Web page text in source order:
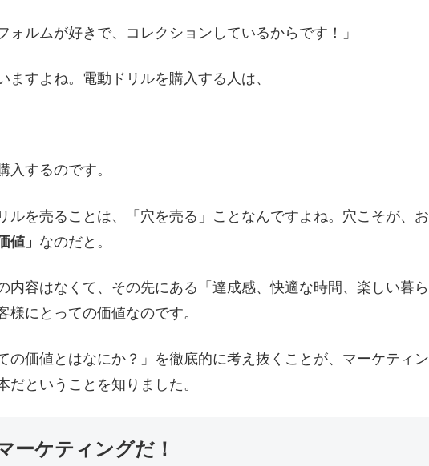
ォルムが好きで、コレクションしているからです！」
すよね。電動ドリルを購入する人は、
入するのです。
ルを売ることは、「穴を売る」ことなんですよね。穴こそが、お
値」 なのだと。
内容はなくて、その先にある「達成感、快適な時間、楽しい暮ら
様にとっての価値なのです。
の価値とはなにか？」を徹底的に考え抜くことが、マーケティン
だということを知りました。
ーケティングだ！